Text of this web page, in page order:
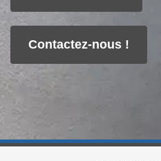
Contactez-nous !